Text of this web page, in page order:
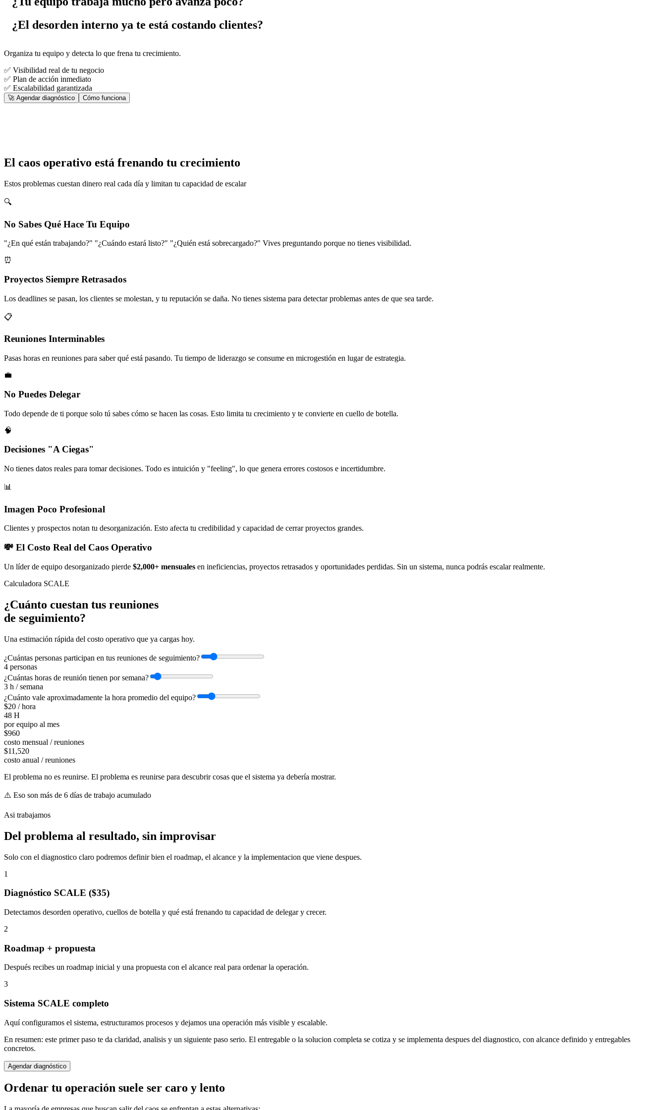
¿El desorden interno ya te está costando clientes?
Organiza tu equipo y detecta lo que frena tu crecimiento.
✅ Visibilidad real de tu negocio
✅ Plan de acción inmediato
✅ Escalabilidad garantizada
🚀 Agendar diagnóstico Cómo funciona
El caos operativo está frenando tu crecimiento
Estos problemas cuestan dinero real cada día y limitan tu capacidad de escalar
🔍
No Sabes Qué Hace Tu Equipo
"¿En qué están trabajando?" "¿Cuándo estará listo?" "¿Quién está sobrecargado?" Vives preguntando porque no tienes visibilidad.
⏰
Proyectos Siempre Retrasados
Los deadlines se pasan, los clientes se molestan, y tu reputación se daña. No tienes sistema para detectar problemas antes de que sea tarde.
📋
Reuniones Interminables
Pasas horas en reuniones para saber qué está pasando. Tu tiempo de liderazgo se consume en microgestión en lugar de estrategia.
💼
No Puedes Delegar
Todo depende de ti porque solo tú sabes cómo se hacen las cosas. Esto limita tu crecimiento y te convierte en cuello de botella.
🧠
Decisiones "A Ciegas"
No tienes datos reales para tomar decisiones. Todo es intuición y "feeling", lo que genera errores costosos e incertidumbre.
📊
Imagen Poco Profesional
Clientes y prospectos notan tu desorganización. Esto afecta tu credibilidad y capacidad de cerrar proyectos grandes.
💸 El Costo Real del Caos Operativo
Un líder de equipo desorganizado pierde $2,000+ mensuales en ineficiencias, proyectos retrasados y oportunidades perdidas. Sin un sistema, nunca podrás escalar realmente.
Calculadora SCALE
¿Cuánto cuestan tus reuniones
de seguimiento?
Una estimación rápida del costo operativo que ya cargas hoy.
¿Cuántas personas participan en tus reuniones de seguimiento?
4 personas
¿Cuántas horas de reunión tienen por semana?
3 h / semana
¿Cuánto vale aproximadamente la hora promedio del equipo?
$20 / hora
48 H
por equipo al mes
$960
costo mensual / reuniones
$11,520
costo anual / reuniones
El problema no es reunirse. El problema es reunirse para descubrir cosas que el sistema ya debería mostrar.
⚠️ Eso son más de 6 días de trabajo acumulado
Asi trabajamos
Del problema al resultado, sin improvisar
Solo con el diagnostico claro podremos definir bien el roadmap, el alcance y la implementacion que viene despues.
1
Diagnóstico SCALE ($35)
Detectamos desorden operativo, cuellos de botella y qué está frenando tu capacidad de delegar y crecer.
2
Roadmap + propuesta
Después recibes un roadmap inicial y una propuesta con el alcance real para ordenar la operación.
3
Sistema SCALE completo
Aquí configuramos el sistema, estructuramos procesos y dejamos una operación más visible y escalable.
En resumen: este primer paso te da claridad, analisis y un siguiente paso serio. El entregable o la solucion completa se cotiza y se implementa despues del diagnostico, con alcance definido y entregables
concretos.
Agendar diagnóstico
Ordenar tu operación suele ser caro y lento